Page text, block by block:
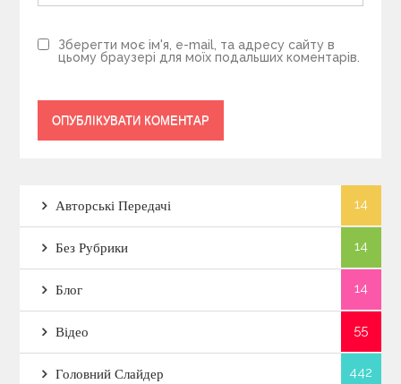
Зберегти моє ім'я, e-mail, та адресу сайту в
цьому браузері для моїх подальших коментарів.
Авторські Передачі 14
Без Рубрики 14
Блог 14
Відео 55
Головний Слайдер 442